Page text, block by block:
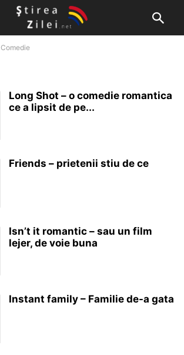
Comedie
Long Shot – o comedie romantica
ce a lipsit de pe...
Friends – prietenii stiu de ce
Isn’t it romantic – sau un film
lejer, de voie buna
Instant family – Familie de-a gata